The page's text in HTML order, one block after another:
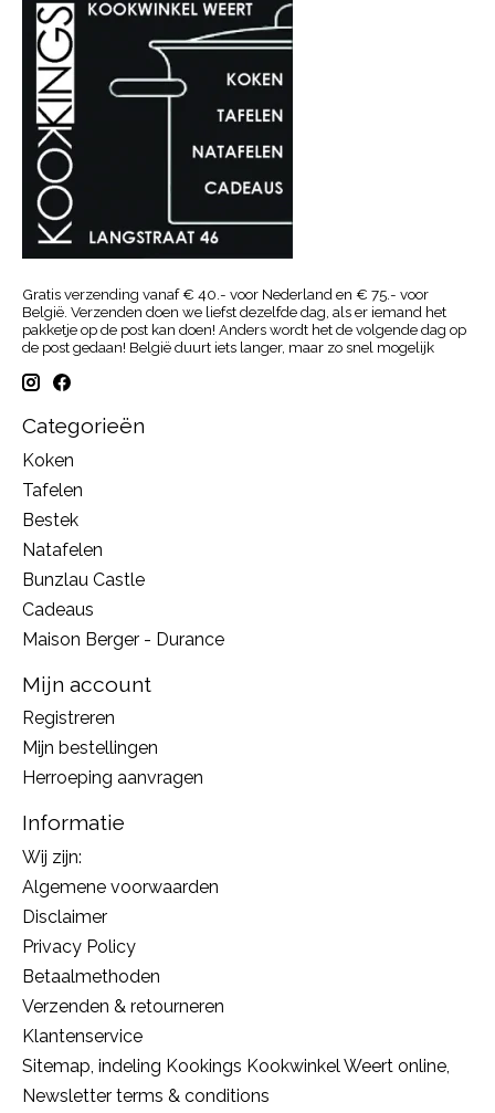
Gratis verzending vanaf € 40.- voor Nederland en € 75.- voor
België. Verzenden doen we liefst dezelfde dag, als er iemand het
pakketje op de post kan doen! Anders wordt het de volgende dag op
de post gedaan! België duurt iets langer, maar zo snel mogelijk
Categorieën
Koken
Tafelen
Bestek
Natafelen
Bunzlau Castle
Cadeaus
Maison Berger - Durance
Mijn account
Registreren
Mijn bestellingen
Herroeping aanvragen
Informatie
Wij zijn:
Algemene voorwaarden
Disclaimer
Privacy Policy
Betaalmethoden
Verzenden & retourneren
Klantenservice
Sitemap, indeling Kookings Kookwinkel Weert online,
Newsletter terms & conditions